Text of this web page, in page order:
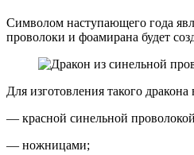
Символом наступающего года
проволоки и фоамирана будет
Для изготовления такого дракона
— красной синельной
— ножницами;